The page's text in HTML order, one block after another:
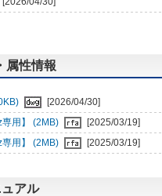
属性情報
[2026/04/30]
用】 (2MB)
[2025/03/19]
用】 (2MB)
[2025/03/19]
アル